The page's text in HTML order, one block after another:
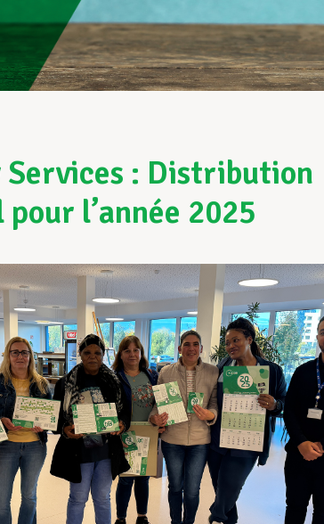
Services : Distribution
l’année 2025